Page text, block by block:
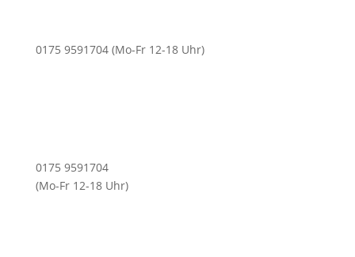
0175 9591704 (Mo-Fr 12-18 Uhr)
0175 9591704
(Mo-Fr 12-18 Uhr)